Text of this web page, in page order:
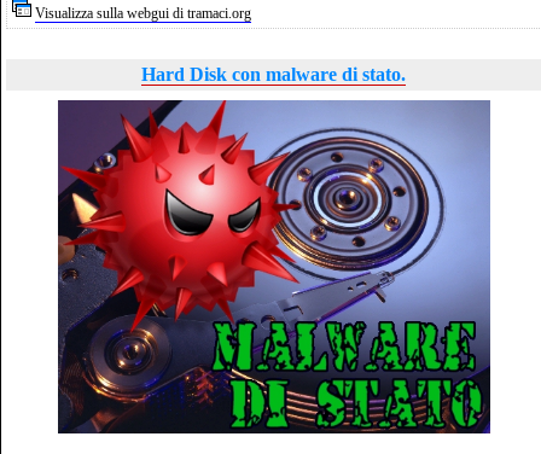
Visualizza sulla webgui di tramaci.org
Hard Disk con malware di stato.